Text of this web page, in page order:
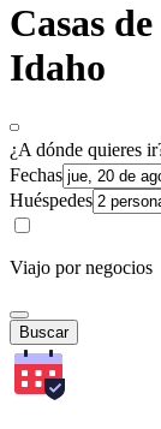
Casas
Idaho
¿A dónde quieres
Fechas
Huéspedes
Viajo por negocios
Buscar